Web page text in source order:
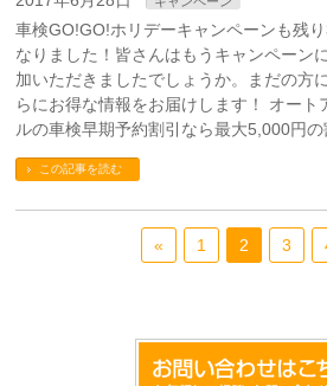
車検GO!GO!ホリデーキャンペーンも残り
なりました！皆さんはもうキャンペーン
加いただきましたでしょうか。まだの方
らにお得な情報をお届けします！ オート
ルの車検早期予約割引なら最大5,000円
この記事を読む
« 1 2 3